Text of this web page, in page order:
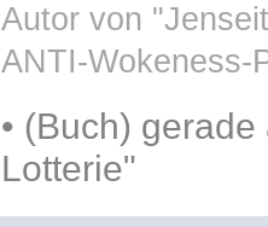
Autor von
ANTI-Wokeness-
• (Buch) gerade
Lotterie"